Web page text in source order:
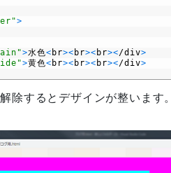
>
>水色< br>< br>< br></div>
>黄色< br>< br>< br></div>
除するとデザインが整います。